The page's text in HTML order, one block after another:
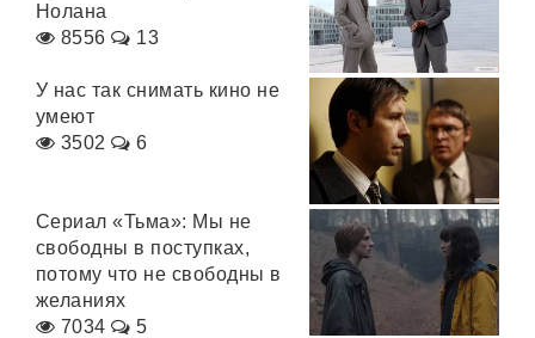
Нолана
8556
13
У нас так снимать кино не
умеют
3502
6
Сериал «Тьма»: Мы не
свободны в поступках,
потому что не свободны в
желаниях
7034
5